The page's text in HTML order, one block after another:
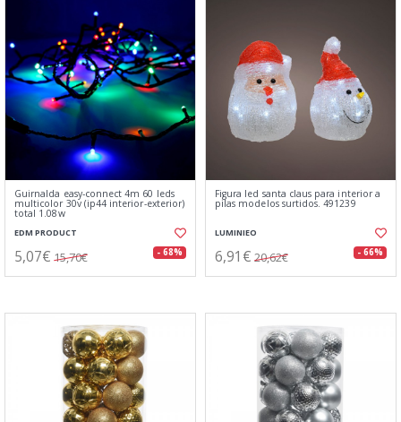
Guirnalda easy-connect 4m 60 leds
multicolor 30v (ip44 interior-exterior)
total 1.08w
EDM PRODUCT
5,07€ 15,70€ - 68%
Figura led santa claus para interior a
pilas modelos surtidos. 491239
LUMINIEO
6,91€ 20,62€ - 66%